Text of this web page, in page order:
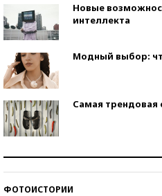
Новые
интеллекта
Модный выбор:
Самая трендовая
ФОТОИСТОРИИ